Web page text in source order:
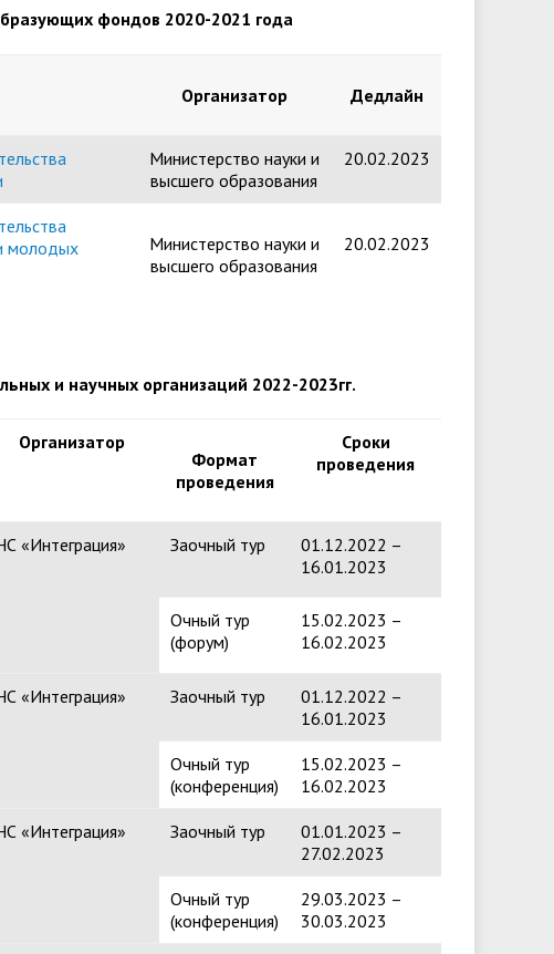
Расписание и результаты
университета. Серия 2. Исследования
Журнал "Вестник Калужского
Политика. Право"
фондов 2020-2021 года
Организатор Дедлайн
Министерство науки и
высшего образования
20.02.2023
молодых
Министерство науки и
высшего образования
20.02.2023
и научных организаций 2022-2023гг.
Организатор
Формат
проведения
Сроки
проведения
«Интеграция» Заочный тур
01.12.2022 –
16.01.2023
Очный тур
(форум)
15.02.2023 –
16.02.2023
«Интеграция» Заочный тур
01.12.2022 –
16.01.2023
Очный тур
(конференция)
15.02.2023 –
16.02.2023
«Интеграция» Заочный тур
01.01.2023 –
27.02.2023
Очный тур
(конференция)
29.03.2023 –
30.03.2023